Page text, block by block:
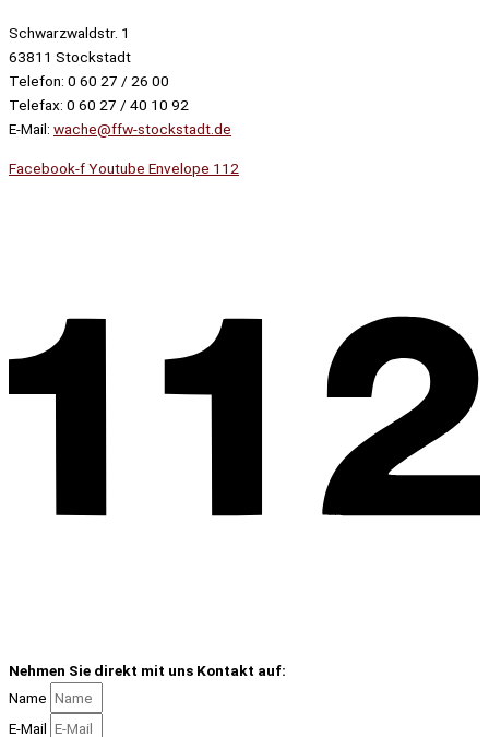
Schwarzwaldstr. 1
63811 Stockstadt
Telefon: 0 60 27 / 26 00
Telefax: 0 60 27 / 40 10 92
E-Mail: wache@ffw-stockstadt.de
Facebook-fYoutube Envelope 112
Nehmen Sie direkt mit uns Kontakt auf:
Name
E-Mail